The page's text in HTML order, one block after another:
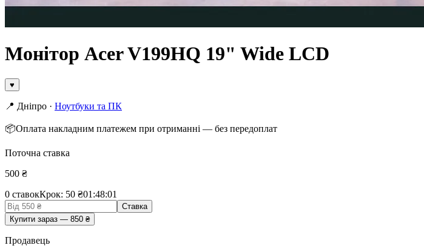
Монітор Acer V199HQ 19" Wide LCD
♥
📍 Дніпро · Ноутбуки та ПК
📦Оплата накладним платежем при отриманні — без передоплат
Поточна ставка
500 ₴
0 ставокКрок: 50 ₴01 :48:01
Ставка
Купити зараз — 850 ₴
Продавець